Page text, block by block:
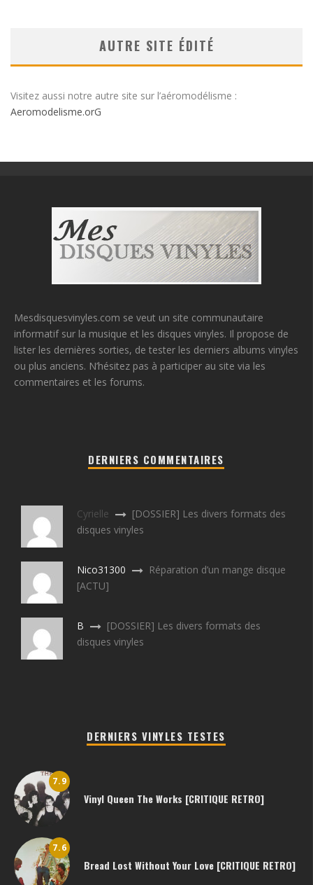
AUTRE SITE ÉDITÉ
Visitez aussi notre autre site sur l’aéromodélisme :
Aeromodelisme.orG
Mesdisquesvinyles.com se veut un site communautaire
informatif sur la musique et les disques vinyles. Il propose de
lister les dernières sorties, de tester les derniers albums vinyles
ou plus anciens. N’hésitez pas à participer au site via les
commentaires et les forums.
DERNIERS COMMENTAIRES
Cyrielle
[DOSSIER] Les divers formats des
disques vinyles
Nico31300
Réparation d’un mange disque
[ACTU]
B
[DOSSIER] Les divers formats des
disques vinyles
DERNIERS VINYLES TESTES
7.9
Vinyl Queen The Works [CRITIQUE RETRO]
7.6
Bread Lost Without Your Love [CRITIQUE RETRO]